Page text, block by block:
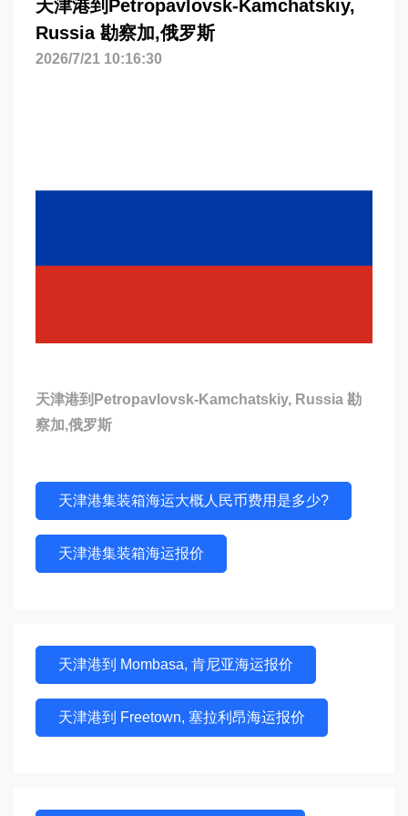
天津港到Petropavlovsk-Kamchatskiy,
Russia 勘察加,俄罗斯
2026/7/21 10:16:30
天津港到Petropavlovsk-Kamchatskiy, Russia 勘
察加,俄罗斯
天津港集装箱海运大概人民币费用是多少?
天津港集装箱海运报价
天津港到 Mombasa, 肯尼亚海运报价
天津港到 Freetown, 塞拉利昂海运报价